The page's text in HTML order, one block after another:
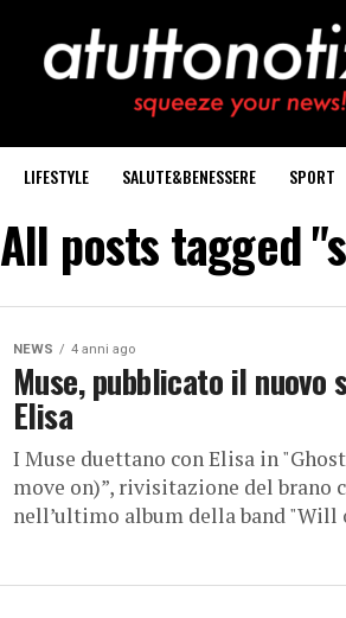
LIFESTYLE SALUTE&BENESSERE SPORT
All posts tagged
NEWS 4 anni ago
Muse, pubblicato il nuovo
Elisa
I Muse duettano con Elisa in
move on)”, rivisitazione del brano
nell’ultimo album della band "Will